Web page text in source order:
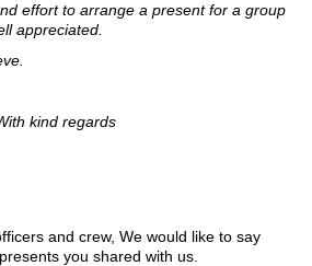
effort to arrange a present for a group
appreciated.
kind regards
and crew, We would like to say
you shared with us.